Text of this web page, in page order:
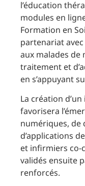
l’éducation
modules en
Formation en
partenariat
aux malades
traitement et
en s’appuyant
La création
favorisera
numériques, de
d’applications
et infirmiers co-
validés ensuite
renforcés.